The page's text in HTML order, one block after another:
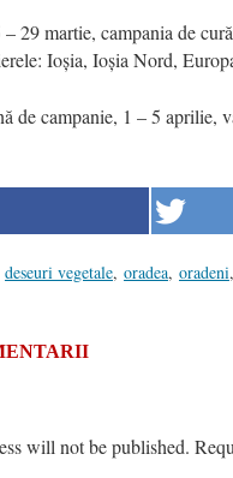
– 29 martie, campania de
Ioșia, Ioșia Nord,
de campanie, 1 – 5 aprilie,
deseuri vegetale, oradea, oradeni,
will not be published.